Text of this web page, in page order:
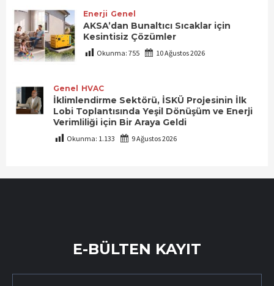
Enerji Genel
AKSA’dan Bunaltıcı Sıcaklar için
Kesintisiz Çözümler
Okunma:755 10 Ağustos 2026
Genel HVAC
İklimlendirme Sektörü, İSKÜ Projesinin İlk
Lobi Toplantısında Yeşil Dönüşüm ve Enerji
Verimliliği için Bir Araya Geldi
Okunma: 1.133 9 Ağustos 2026
E-BÜLTEN KAYIT